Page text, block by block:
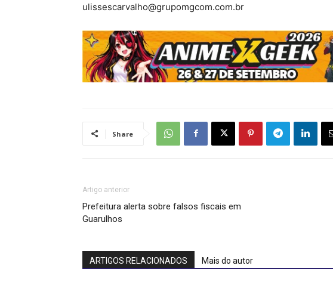
ulissescarvalho@grupomgcom.com.br
Share
Artigo anterior
Prefeitura alerta sobre falsos fiscais em
Guarulhos
ARTIGOS RELACIONADOS Mais do autor